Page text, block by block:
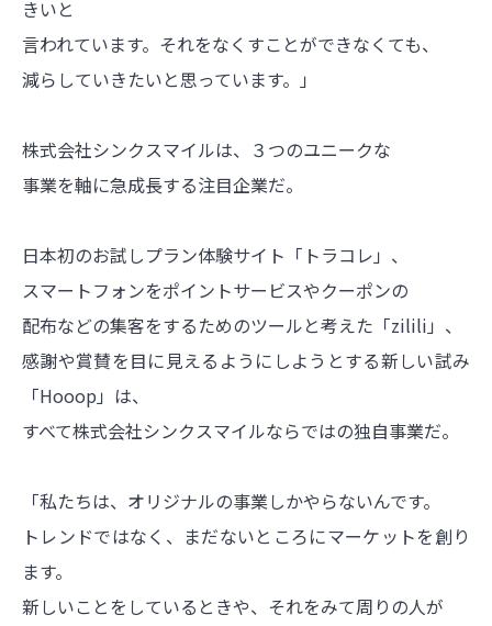
きいと
言われています。それをなくすことができなくても、
減らしていきたいと思っています。」
株式会社シンクスマイルは、３つのユニークな
事業を軸に急成長する注目企業だ。
日本初のお試しプラン体験サイト「トラコレ」、
スマートフォンをポイントサービスやクーポンの
配布などの集客をするためのツールと考えた「zilili」、
感謝や賞賛を目に見えるようにしようとする新しい試み
「Hooop」は、
すべて株式会社シンクスマイルならではの独自事業だ。
「私たちは、オリジナルの事業しかやらないんです。
トレンドではなく、まだないところにマーケットを創り
ます。
新しいことをしているときや、それをみて周りの人が